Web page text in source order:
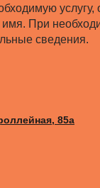
услугу,
При
сведения.
85а